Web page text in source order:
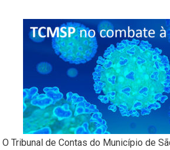
O Tribunal de Contas do Município de